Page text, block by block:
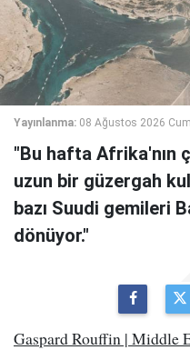
Yayınlanma: 08 Ağustos 2026
"Bu hafta Afrika'nın
uzun bir güzergah
bazı Suudi gemileri
dönüyor."
Gaspard Rouffin | Middle